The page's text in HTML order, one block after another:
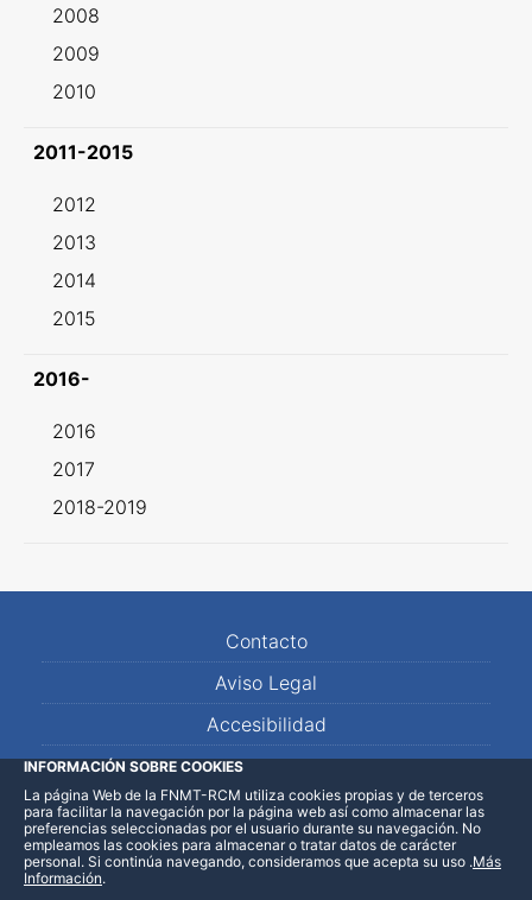
2008
2009
2010
2011-2015
2012
2013
2014
2015
2016-
2016
2017
2018-2019
Contacto
Aviso Legal
Accesibilidad
Mapa Web
INFORMACIÓN SOBRE COOKIES
La página Web de la FNMT-RCM utiliza cookies propias y de terceros
para facilitar la navegación por la página web así como almacenar las
preferencias seleccionadas por el usuario durante su navegación. No
empleamos las cookies para almacenar o tratar datos de carácter
personal. Si continúa navegando, consideramos que acepta su uso .Más
Información.